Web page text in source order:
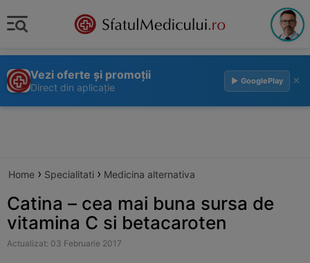
Vezi oferte și promoții
Direct din aplicație
▶ GooglePlay ×
Home › Specialitati › Medicina alternativa
Catina – cea mai buna sursa de
vitamina C si betacaroten
Actualizat: 03 Februarie 2017